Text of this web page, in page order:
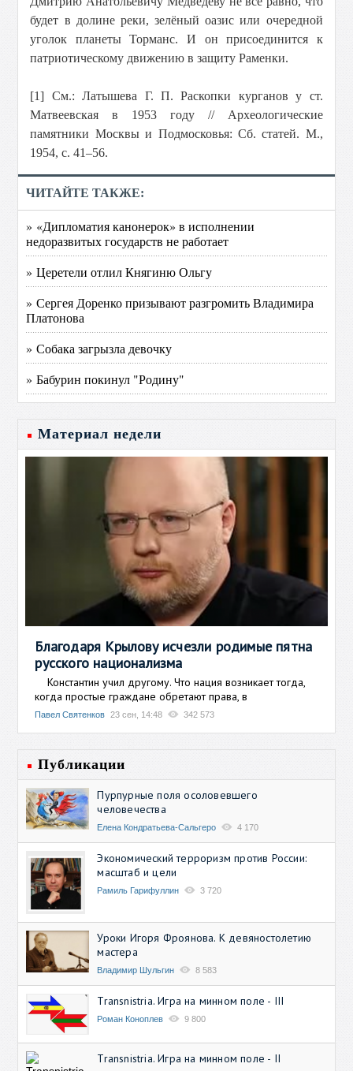
будет в долине реки, зелёный оазис или очередной
уголок планеты Торманс. И он присоединится к
патриотическому движению в защиту Раменки.
[1] См.: Латышева Г. П. Раскопки курганов у ст.
Матвеевская в 1953 году // Археологические
памятники Москвы и Подмосковья: Сб. статей. М.,
1954, с. 41–56.
ЧИТАЙТЕ ТАКЖЕ:
» «Дипломатия канонерок» в исполнении
недоразвитых государств не работает
» Церетели отлил Княгиню Ольгу
» Сергея Доренко призывают разгромить Владимира
Платонова
» Собака загрызла девочку
» Бабурин покинул "Родину"
Материал недели
Благодаря Крылову исчезли родимые пятна
русского национализма
Константин учил другому. Что нация возникает тогда,
когда простые граждане обретают права, в
Павел Святенков 23 сен, 14:48 342 573
Публикации
Пурпурные поля осоловевшего
человечества
Елена Кондратьева-Сальгеро 4 170
Экономический терроризм против России:
масштаб и цели
Рамиль Гарифуллин 3 720
Уроки Игоря Фроянова. К девяностолетию
мастера
Владимир Шульгин 8 583
Transnistria. Игра на минном поле - III
Роман Коноплев 9 800
Transnistria. Игра на минном поле - II